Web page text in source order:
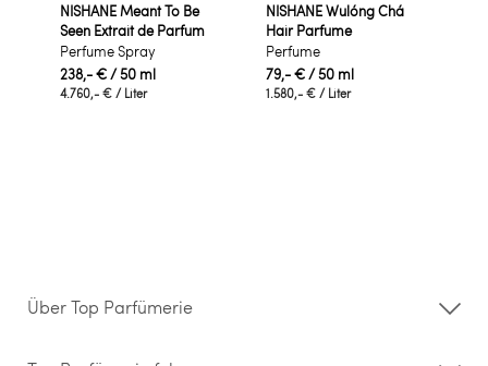
NISHANE Meant To Be
Seen Extrait de Parfum
Perfume Spray
238,- €/ 50 ml
4.760,- € / Liter
NISHANE Wulóng Chá
Hair Parfume
Perfume
79,- €/ 50 ml
1.580,- € / Liter
Über Top Parfümerie
Storefinder